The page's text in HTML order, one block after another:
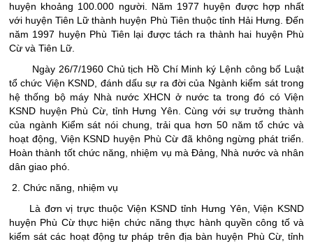
huyện khoảng 100.000 người. Năm 1977 huyện được hợp nhất
với huyện Tiên Lữ thành huyện Phù Tiên thuộc tỉnh Hải Hưng. Đến
năm 1997 huyện Phù Tiên lại được tách ra thành hai huyện Phù
Cừ và Tiên Lữ.
Ngày 26/7/1960 Chủ tịch Hồ Chí Minh ký Lệnh công bố Luật
tổ chức Viện KSND, đánh dấu sự ra đời của Ngành kiểm sát trong
hệ thống bộ máy Nhà nước XHCN ở nước ta trong đó có Viện
KSND huyện Phù Cừ, tỉnh Hưng Yên. Cùng với sự trưởng thành
của ngành Kiểm sát nói chung, trải qua hơn 50 năm tổ chức và
hoạt động, Viện KSND huyện Phù Cừ đã không ngừng phát triển.
Hoàn thành tốt chức năng, nhiệm vụ mà Đảng, Nhà nước và nhân
dân giao phó.
2. Chức năng, nhiệm vụ
Là đơn vị trực thuộc Viện KSND tỉnh Hưng Yên, Viện KSND
huyện Phù Cừ thực hiện chức năng thực hành quyền công tố và
kiểm sát các hoạt động tư pháp trên địa bàn huyện Phù Cừ, tỉnh